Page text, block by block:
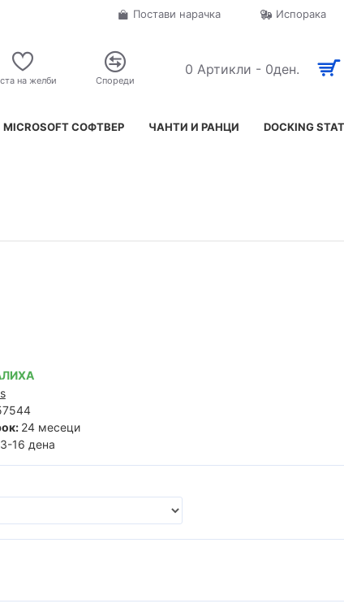
Постави нарачка Испорака
на желби Спореди
0 Артикли - 0ден.
MICROSOFT СОФТВЕР ЧАНТИ И РАНЦИ DOCKING
24 месеци
16 дена